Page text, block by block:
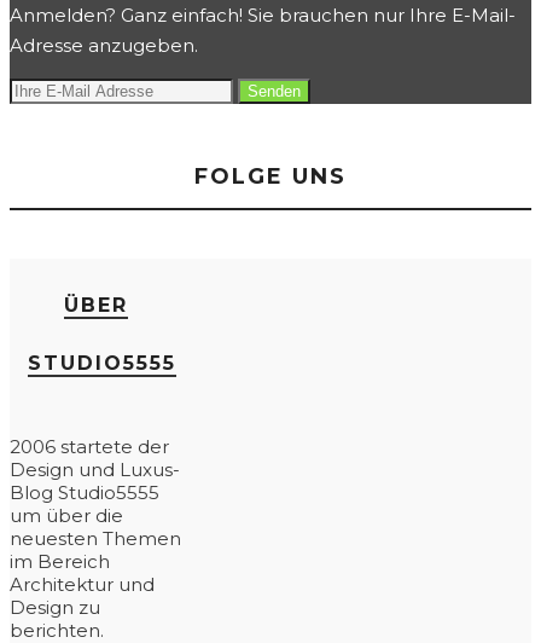
Anmelden? Ganz einfach! Sie brauchen nur Ihre E-Mail-
Adresse anzugeben.
FOLGE UNS
ÜBER
STUDIO5555
2006 startete der
Design und Luxus-
Blog Studio5555
um über die
neuesten Themen
im Bereich
Architektur und
Design zu
berichten.